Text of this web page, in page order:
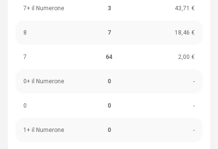
7+ il Numerone 3 43,71 €
8 7 18,46 €
7 64 2,00 €
0+ il Numerone 0 -
0 0 -
1+ il Numerone 0 -